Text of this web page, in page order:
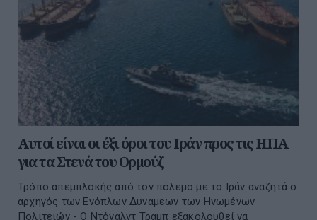
Αυτοί είναι οι έξι όροι του Ιράν προς τις ΗΠΑ
για τα Στενά του Ορμούζ
Τρόπο απεμπλοκής από τον πόλεμο με το Ιράν αναζητά ο
αρχηγός των Ενόπλων Δυνάμεων των Ηνωμένων
Πολιτειών - Ο Ντόναλντ Τραμπ εξακολουθεί να